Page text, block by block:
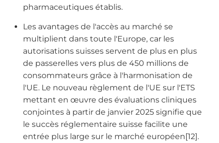
pharmaceutiques établis.
Les avantages de l'accès au marché se
multiplient dans toute l'Europe, car les
autorisations suisses servent de plus en plus
de passerelles vers plus de 450 millions de
consommateurs grâce à l'harmonisation de
l'UE. Le nouveau règlement de l'UE sur l'ETS
mettant en œuvre des évaluations cliniques
conjointes à partir de janvier 2025 signifie que
le succès réglementaire suisse facilite une
entrée plus large sur le marché européen[12].